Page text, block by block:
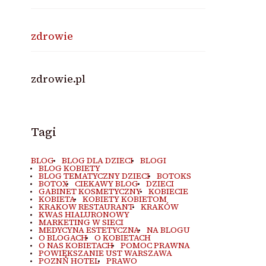
zdrowie
zdrowie.pl
Tagi
BLOG BLOG DLA DZIECI BLOGI
BLOG KOBIETY
BLOG TEMATYCZNY DZIECI BOTOKS
BOTOX CIEKAWY BLOG DZIECI
GABINET KOSMETYCZNY KOBIECIE
KOBIETA KOBIETY KOBIETOM
KRAKOW RESTAURANT KRAKÓW
KWAS HIALURONOWY
MARKETING W SIECI
MEDYCYNA ESTETYCZNA NA BLOGU
O BLOGACH O KOBIETACH
O NAS KOBIETACH POMOC PRAWNA
POWIĘKSZANIE UST WARSZAWA
POZNŃ HOTEL PRAWO